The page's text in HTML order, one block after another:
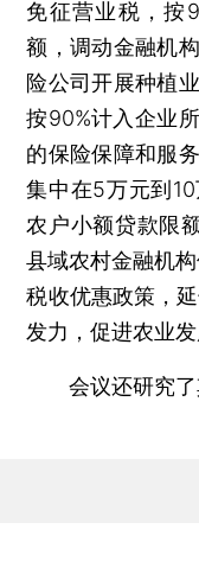
免征营业税，按
额，调动金融机
险公司开展种植
按90%计入企业
的保险保障和服
集中在5万元到
农户小额贷款限
县域农村金融机
税收优惠政策，
发力，促进农业发
会议还研究了